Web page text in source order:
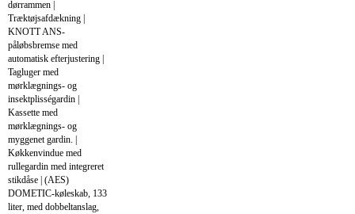
dørrammen |
Træktøjsafdækning |
KNOTT ANS-
påløbsbremse med
automatisk efterjustering |
Tagluger med
mørklægnings- og
insektplisségardin |
Kassette med
mørklægnings- og
myggenet gardin. |
Køkkenvindue med
rullegardin med integreret
stikdåse | (AES)
DOMETIC-køleskab, 133
liter, med dobbeltanslag,